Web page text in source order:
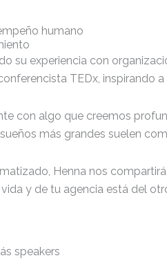
humano
su experiencia con
TEDx, inspirando
con algo que creemos
más grandes suelen
Henna nos
y de tu agencia está del
speakers